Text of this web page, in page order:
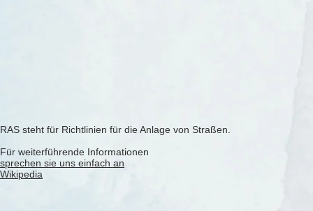
RAS steht für Richtlinien für die Anlage von Straßen.
Für weiterführende Informationen
sprechen sie uns einfach an
Wikipedia